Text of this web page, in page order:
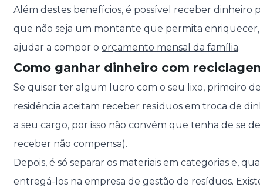
Além destes benefícios, é possível receber dinheiro
que não seja um montante que permita
ajudar a compor o orçamento mensal da família.
Como ganhar dinheiro com
Se quiser ter algum lucro com o seu lixo, primeiro
residência aceitam receber resíduos em troca de
a seu cargo, por isso não convém que tenha de se
receber não compensa).
Depois, é só separar os materiais em categorias e,
entregá-los na empresa de gestão de resíduos.